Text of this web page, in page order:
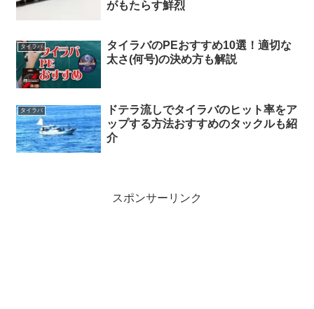
がもたらす鮮烈
タイラバ
タイラバのPEおすすめ10選！適切な
太さ(何号)の決め方も解説
タイラバ
ドテラ流しでタイラバのヒット率をア
ップする方法おすすめのタックルも紹
介
スポンサーリンク